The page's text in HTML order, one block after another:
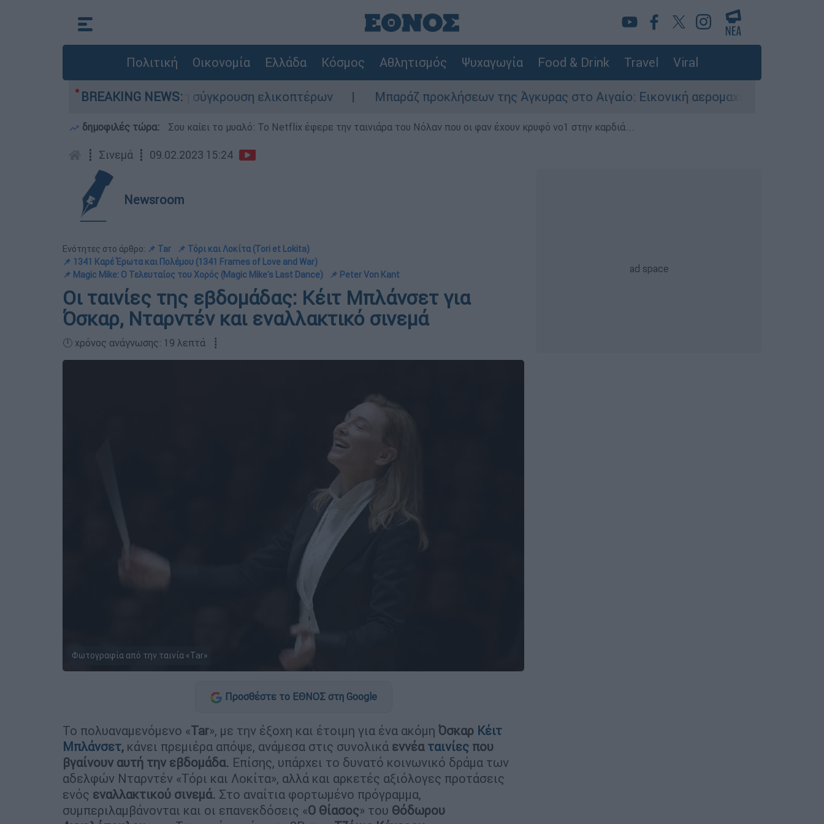
Πολιτική Οικονομία Ελλάδα Κόσμος Αθλητισμός Ψυχαγωγία Food & Drink Travel Viral
BREAKING NEWS:
τη ζωή του στη σύγκρουση ελικοπτέρων Μπαράζ προκλήσεων της Άγκυρας στο Αιγαίο: Εικονική αερομαχία ανάμεσα σε ελληνικά και
δημοφιλές τώρα: Σου καίει το μυαλό: Το Netflix έφερε την ταινιάρα του Νόλαν που οι φαν έχουν κρυφό νο1 στην καρδιά...
┋ Σινεμά ┋ 09.02.2023 15:24
Newsroom
Ενότητες στο άρθρο: 📌 Tar
📌 Τόρι και Λοκίτα (Tori et Lokita)
📌 1341 Καρέ Έρωτα και Πολέμου (1341 Frames of Love and War)
📌 Magic Mike: Ο Τελευταίος του Χορός (Μagic Mike's Last Dance)
📌 Peter Von Kant
Οι ταινίες της εβδομάδας: Κέιτ Μπλάνσετ για
Όσκαρ, Νταρντέν και εναλλακτικό σινεμά
🕛 χρόνος ανάγνωσης: 19 λεπτά ┋
Φωτογραφία από την ταινία «Tar»
Προσθέστε το ΕΘΝΟΣ στη Google
Το πολυαναμενόμενο «Tar», με την έξοχη και έτοιμη για ένα ακόμη Όσκαρ Κέιτ
Μπλάνσετ, κάνει πρεμιέρα απόψε, ανάμεσα στις συνολικά εννέα ταινίες που
βγαίνουν αυτή την εβδομάδα. Επίσης, υπάρχει το δυνατό κοινωνικό δράμα των
αδελφών Νταρντέν «Τόρι και Λοκίτα», αλλά και αρκετές αξιόλογες προτάσεις
ενός εναλλακτικού σινεμά. Στο αναίτια φορτωμένο πρόγραμμα,
συμπεριλαμβάνονται και οι επανεκδόσεις «Ο Θίασος» του Θόδωρου